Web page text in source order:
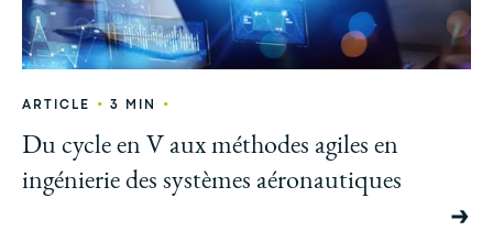
ARTICLE • 3 MIN •
Du cycle en V aux méthodes agiles en
ingénierie des systèmes aéronautiques